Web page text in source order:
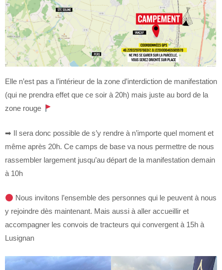
Elle n’est pas a l’intérieur de la zone d’interdiction de manifestation
(qui ne prendra effet que ce soir à 20h) mais juste au bord de la
zone rouge
➡ Il sera donc possible de s’y rendre à n’importe quel moment et
même après 20h. Ce camps de base va nous permettre de nous
rassembler largement jusqu’au départ de la manifestation demain
à 10h
Nous invitons l’ensemble des personnes qui le peuvent à nous
y rejoindre dès maintenant. Mais aussi à aller accueillir et
accompagner les convois de tracteurs qui convergent à 15h à
Lusignan